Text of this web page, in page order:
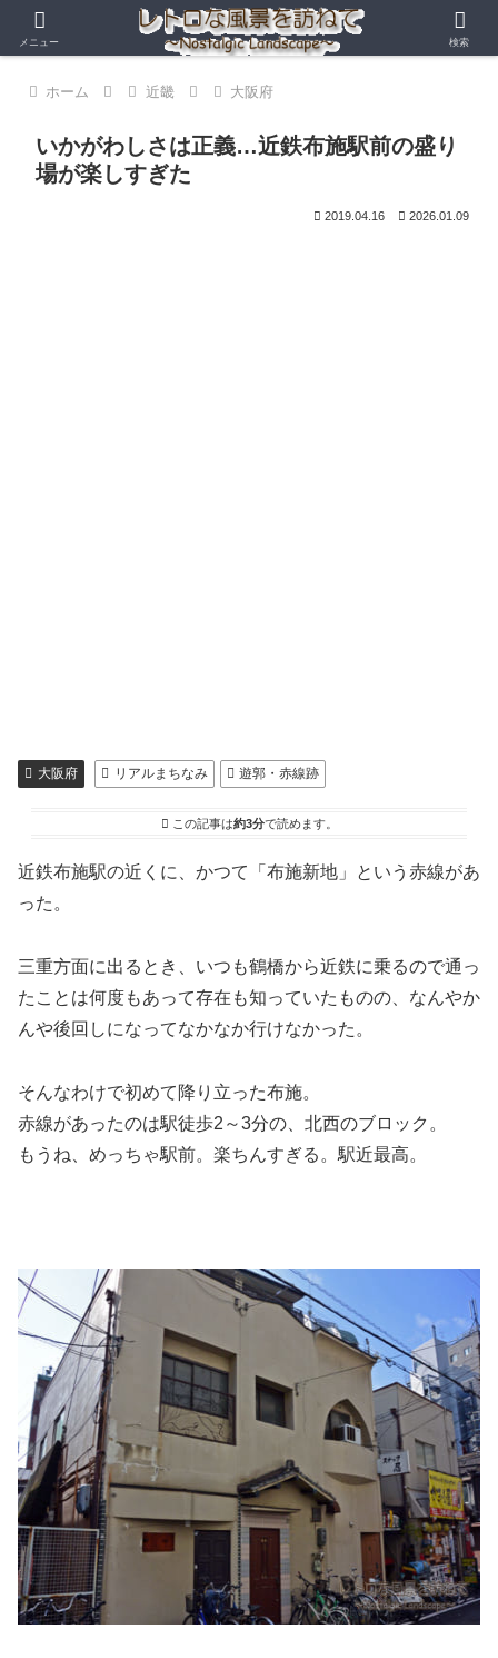
ホーム 近畿 大阪府
いかがわしさは正義…近鉄布施駅前の盛り
場が楽しすぎた
2019.04.16 2026.01.09
大阪府 リアルまちなみ 遊郭・赤線跡
この記事は約3分で読めます。
近鉄布施駅の近くに、かつて「布施新地」という赤線があ
った。
三重方面に出るとき、いつも鶴橋から近鉄に乗るので通っ
たことは何度もあって存在も知っていたものの、なんやか
んや後回しになってなかなか行けなかった。
そんなわけで初めて降り立った布施。
赤線があったのは駅徒歩2～3分の、北西のブロック。
もうね、めっちゃ駅前。楽ちんすぎる。駅近最高。
メニュー 検索